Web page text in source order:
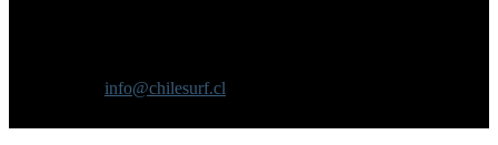
info@chilesurf.cl